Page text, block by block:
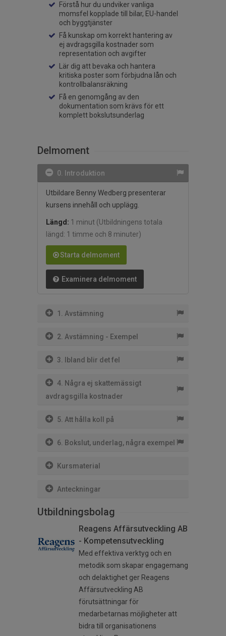
Förstå hur du undviker vanliga
momsfel kopplade till bilar, EU-handel
och byggtjänster
Få kunskap om korrekt hantering av
ej avdragsgilla kostnader som
representation och avgifter
Lär dig att bevaka och hantera
kritiska poster som förbjudna lån och
kontrollbalansräkning
Få en genomgång av den
dokumentation som krävs för ett
komplett bokslutsunderlag
Delmoment
0. Introduktion
Utbildare Benny Wedberg presenterar
kursens innehåll och upplägg.
Längd: 1 minut (Utbildningens totala
längd: 1 timme och 8 minuter)
Starta delmoment
Examinera delmoment
1. Avstämning
2. Avstämning - Exempel
3. Ibland blir det fel
4. Några ej skattemässigt
avdragsgilla kostnader
5. Att hålla koll på
6. Bokslut, underlag, några exempel
Kursmaterial
Anteckningar
Utbildningsbolag
Reagens Affärsutveckling AB
- Kompetensutveckling
Med effektiva verktyg och en
metodik som skapar engagemang
och delaktighet ger Reagens
Affärsutveckling AB
förutsättningar för
medarbetarnas möjligheter att
bidra till organisationens